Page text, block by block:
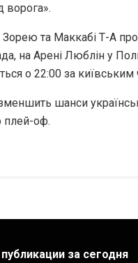
ворога».
та Маккабі Т-А
на Арені Люблін у
о 22:00 за київським
шанси
плей-оф.
за сегодня